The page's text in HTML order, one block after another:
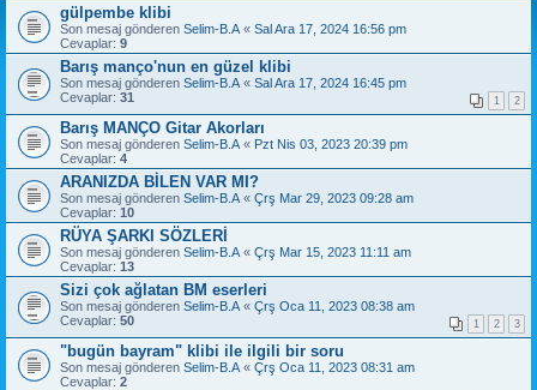
gülpembe klibi
Son mesaj gönderen Selim-B.A « Sal Ara 17, 2024 16:56 pm
Cevaplar: 9
Barış manço'nun en güzel klibi
Son mesaj gönderen Selim-B.A « Sal Ara 17, 2024 16:45 pm
Cevaplar: 31 1 2
Barış MANÇO Gitar Akorları
Son mesaj gönderen Selim-B.A « Pzt Nis 03, 2023 20:39 pm
Cevaplar: 4
ARANIZDA BİLEN VAR MI?
Son mesaj gönderen Selim-B.A « Çrş Mar 29, 2023 09:28 am
Cevaplar: 10
RÜYA ŞARKI SÖZLERİ
Son mesaj gönderen Selim-B.A « Çrş Mar 15, 2023 11:11 am
Cevaplar: 13
Sizi çok ağlatan BM eserleri
Son mesaj gönderen Selim-B.A « Çrş Oca 11, 2023 08:38 am
Cevaplar: 50 1 2 3
"bugün bayram" klibi ile ilgili bir soru
Son mesaj gönderen Selim-B.A « Çrş Oca 11, 2023 08:31 am
Cevaplar: 2